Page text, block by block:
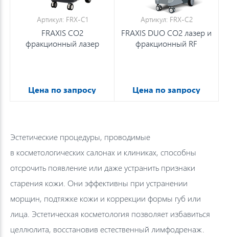
Артикул: FRX-С1
FRAXIS CO2
фракционный лазер
Цена по запросу
Артикул: FRX-C2
FRAXIS DUO CO2 лазер и
фракционный RF
Цена по запросу
Эстетические процедуры, проводимые
в косметологических салонах и клиниках, способны
отсрочить появление или даже устранить признаки
старения кожи. Они эффективны при устранении
морщин, подтяжке кожи и коррекции формы губ или
лица. Эстетическая косметология позволяет избавиться
целлюлита, восстановив естественный лимфодренаж.